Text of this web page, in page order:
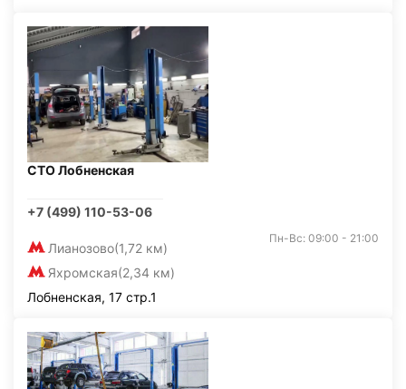
СТО Лобненская
+7 (499) 110-53-06
Лианозово(1,72 км)
Яхромская(2,34 км)
Пн-Вс: 09:00 - 21:00
Лобненская, 17 стр.1